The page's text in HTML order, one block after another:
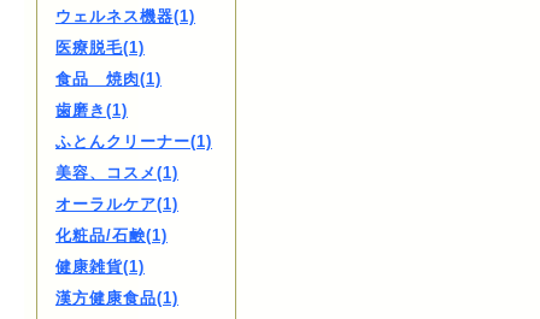
ウェルネス機器(1)
医療脱毛(1)
食品 焼肉(1)
歯磨き(1)
ふとんクリーナー(1)
美容、コスメ(1)
オーラルケア(1)
化粧品/石鹸(1)
健康雑貨(1)
漢方健康食品(1)